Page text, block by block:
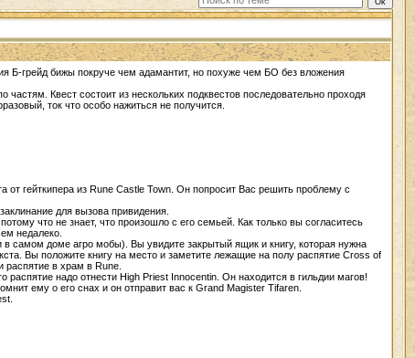
Б-грейд бижы покруче чем адамантит, но похуже чем БО без вложения
частям. Квест состоит из нескольких подквестов последовательно проходя
ток что особо нажиться не получится.
от гейткипера из Rune Castle Town. Он попросит Вас решить проблему с
для вызова привидения.
что не знает, что произошло с его семьей. Как только вы согласитесь
недалеко.
доме агро мобы). Вы увидите закрытый ящик и книгу, которая нужна
Вы положите книгу на место и заметите лежащие на полу распятие Cross of
в храм в Rune.
надо отнести High Priest Innocentin. Он находится в гильдии магов!
ему о его снах и он отправит вас к Grand Magister Tifaren.